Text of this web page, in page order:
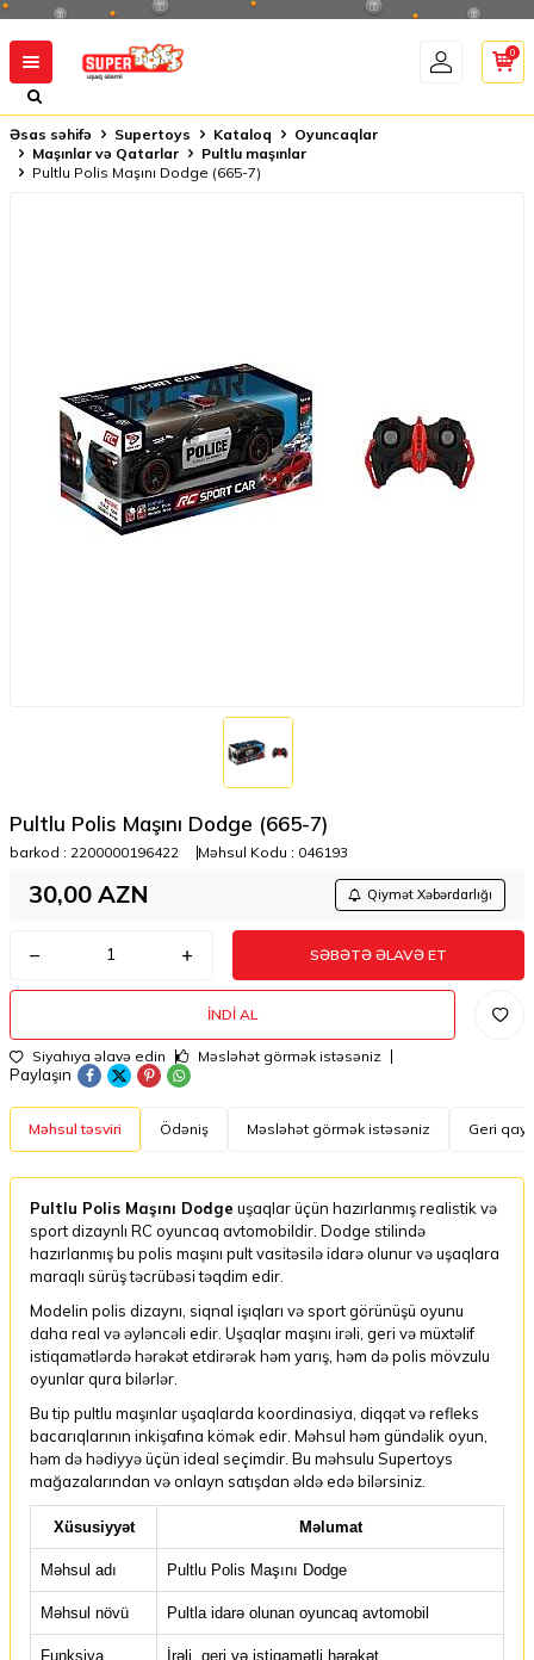
0
Əsas səhifə Supertoys Kataloq
Oyuncaqlar
Maşınlar və Qatarlar
Pultlu maşınlar
Pultlu Polis Maşını Dodge (665-7)
Pultlu Polis Maşını Dodge (665-7)
barkod : 2200000196422 Məhsul Kodu : 046193
30,00 AZN Qiymət Xəbərdarlığı
SƏBƏTƏ ƏLAVƏ ET
İNDI AL
Siyahıya əlavə edin Məsləhət görmək istəsəniz
Paylaşın
Məhsul təsviri Ödəniş Məsləhət görmək istəsəniz Geri
Pultlu Polis Maşını Dodge uşaqlar üçün hazırlanmış realistik və
sport dizaynlı RC oyuncaq avtomobildir. Dodge stilində
hazırlanmış bu polis maşını pult vasitəsilə idarə olunur və uşaqlara
maraqlı sürüş təcrübəsi təqdim edir.
Modelin polis dizaynı, siqnal işıqları və sport görünüşü oyunu
daha real və əyləncəli edir. Uşaqlar maşını irəli, geri və müxtəlif
istiqamətlərdə hərəkət etdirərək həm yarış, həm də polis mövzulu
oyunlar qura bilərlər.
Bu tip pultlu maşınlar uşaqlarda koordinasiya, diqqət və refleks
bacarıqlarının inkişafına kömək edir. Məhsul həm gündəlik oyun,
həm də hədiyyə üçün ideal seçimdir. Bu məhsulu Supertoys
mağazalarından və onlayn satışdan əldə edə bilərsiniz.
Xüsusiyyət Məlumat
Məhsul adı Pultlu Polis Maşını Dodge
Məhsul növü Pultla idarə olunan oyuncaq avtomobil
Funksiya İrəli, geri və istiqamətli hərəkət